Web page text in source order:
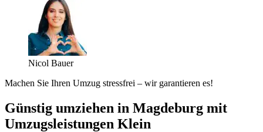
Nicol Bauer
Machen Sie Ihren Umzug stressfrei – wir garantieren es!
Günstig umziehen in Magdeburg mit
Umzugsleistungen Klein